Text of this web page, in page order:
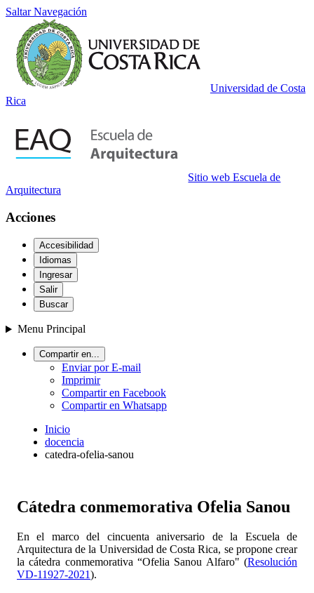
Saltar Navegación
Universidad de Costa
Rica
Sitio web Escuela de
Arquitectura
Acciones
Accesibilidad
Idiomas
Ingresar
Salir
Buscar
Menu Principal
Compartir en...
Enviar por E-mail
Imprimir
Compartir en Facebook
Compartir en Whatsapp
Inicio
docencia
catedra-ofelia-sanou
Cátedra conmemorativa Ofelia Sanou
En el marco del cincuenta aniversario de la Escuela de
Arquitectura de la Universidad de Costa Rica, se propone crear
la cátedra conmemorativa “Ofelia Sanou Alfaro" (Resolución
VD-11927-2021).